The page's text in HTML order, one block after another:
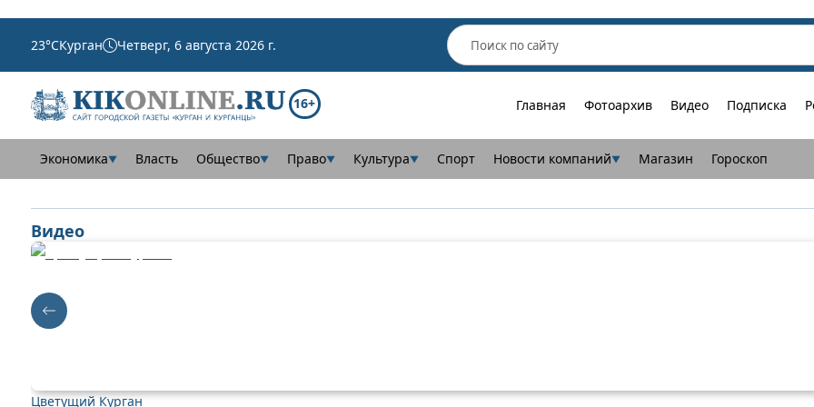
23°CКурган Четверг, 6 августа 2026 г.
16+ Главная Фотоархив Видео Подписка
Экономика▼ Власть Общество▼ Право▼ Культура▼ Спорт Новости компаний▼ Магазин Гороскоп
Видео
Цветущий Курган